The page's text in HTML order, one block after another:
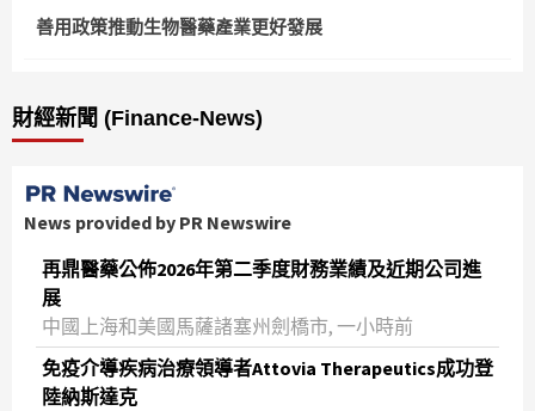
善用政策推動生物醫藥產業更好發展
財經新聞 (Finance-News)
News provided by PR Newswire
再鼎醫藥公佈2026年第二季度財務業績及近期公司進
展
中國上海和美國馬薩諸塞州劍橋市, 一小時前
免疫介導疾病治療領導者Attovia Therapeutics成功登
陸納斯達克